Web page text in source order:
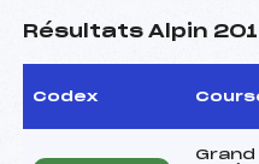
Résultats Alpin
Codex
Grand